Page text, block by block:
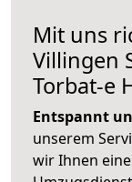
Mit uns
Villingen
Torbat-e
Entspannt
unserem
wir Ihnen